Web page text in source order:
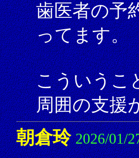
歯医者の予
ってます。
こういうこ
周囲の支援
朝倉玲 2026/01/